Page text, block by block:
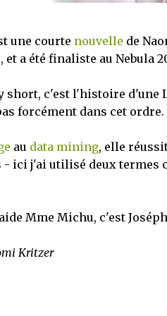
une courte nouvelle de
a été finaliste au Nebula
short, c'est l'histoire d'une
forcément dans cet ordre.
au data mining, elle
- ici j'ai utilisé deux
Mme Michu, c'est
Kritzer